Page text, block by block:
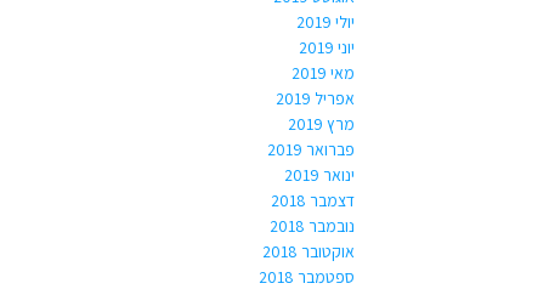
יולי 2019
יוני 2019
מאי 2019
אפריל 2019
מרץ 2019
פברואר 2019
ינואר 2019
דצמבר 2018
נובמבר 2018
אוקטובר 2018
ספטמבר 2018